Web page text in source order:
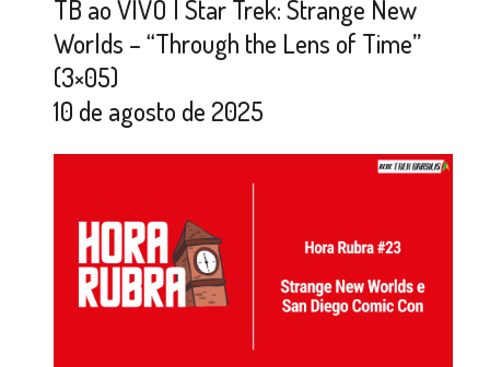
TB ao VIVO | Star Trek: Strange New
Worlds – “Through the Lens of Time”
(3×05)
10 de agosto de 2025